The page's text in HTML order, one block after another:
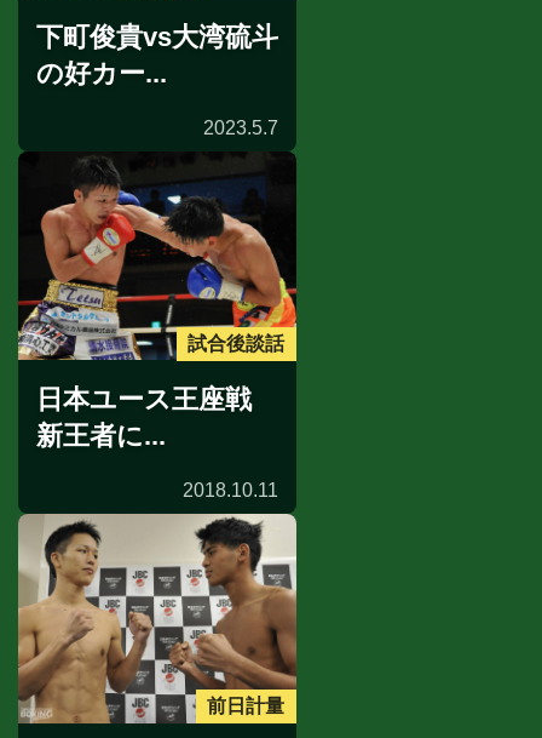
下町俊貴vs大湾硫斗
の好カー...
2023.5.7
試合後談話
日本ユース王座戦
新王者に...
2018.10.11
前日計量